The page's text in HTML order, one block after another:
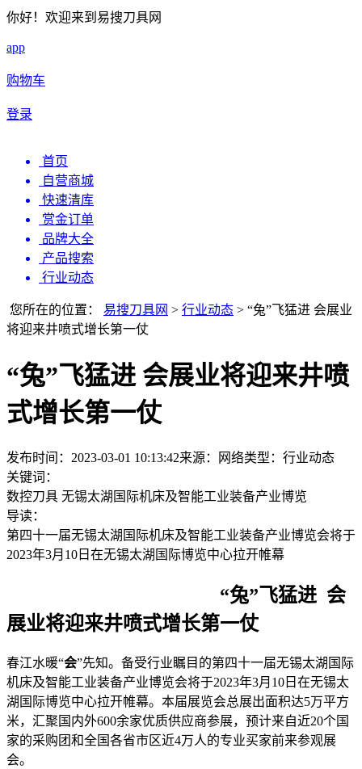
你好！欢迎来到易搜刀具网
app
购物车
登录
首页
自营商城
快速清库
赏金订单
品牌大全
产品搜索
行业动态
您所在的位置： 易搜刀具网 > 行业动态 > “兔”飞猛进 会展业
将迎来井喷式增长第一仗
“兔”飞猛进 会展业将迎来井喷
式增长第一仗
发布时间：2023-03-01 10:13:42来源：网络类型： 行业动态
关键词：
数控刀具 无锡太湖国际机床及智能工业装备产业博览
导读：
第四十一届无锡太湖国际机床及智能工业装备产业博览会将于
2023年3月10日在无锡太湖国际博览中心拉开帷幕
“兔”飞猛进 会
展业将迎来井喷式增长第一仗
春江水暖“会”先知。备受行业瞩目的第四十一届无锡太湖国际
机床及智能工业装备产业博览会将于2023年3月10日在无锡太
湖国际博览中心拉开帷幕。本届展览会总展出面积达5万平方
米，汇聚国内外600余家优质供应商参展，预计来自近20个国
家的采购团和全国各省市区近4万人的专业买家前来参观展
会。